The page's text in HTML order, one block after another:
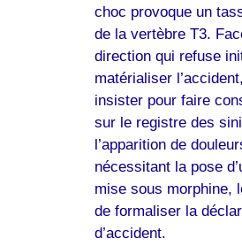
choc provoque un
de la vertèbre T3.
direction qui refuse
matérialiser
insister pour faire
sur le registre des
l’apparition de
nécessitant la pose
mise sous morphine,
de formaliser la
d’accident.